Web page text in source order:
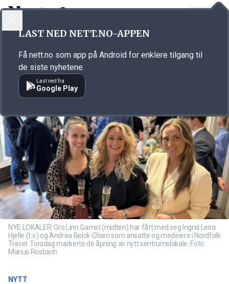
Annonsørinnhold
NYE LOKALER: Gro Linn Gamst (midten) har fått med seg Ingrid Leira
Hjelle (t.v.) og Andrea Belck-Olsen som ansatte og medeiere i Nordfolk
Travel. Torsdag markerte de åpning av nytt sentrumslokale. Foto:
Marius Rosbach
NYTT
LAST NED NETT.NO-APPEN
Få nett.no som app på Android for enklere tilgang til
de siste nyhetene.
Last ned fra
Google Play